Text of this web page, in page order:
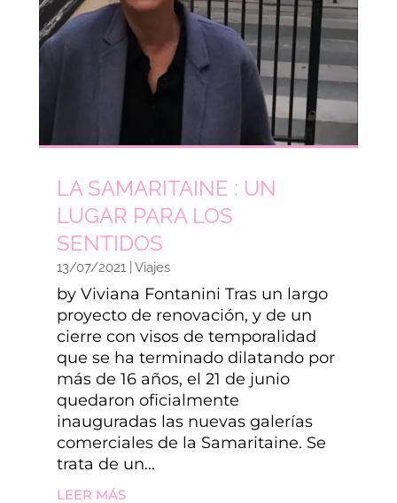
LA SAMARITAINE : UN
LUGAR PARA LOS
SENTIDOS
13/07/2021| Viajes
by Viviana Fontanini Tras un largo
proyecto de renovación, y de un
cierre con visos de temporalidad
que se ha terminado dilatando por
más de 16 años, el 21 de junio
quedaron oficialmente
inauguradas las nuevas galerías
comerciales de la Samaritaine. Se
trata de un...
LEER MÁS